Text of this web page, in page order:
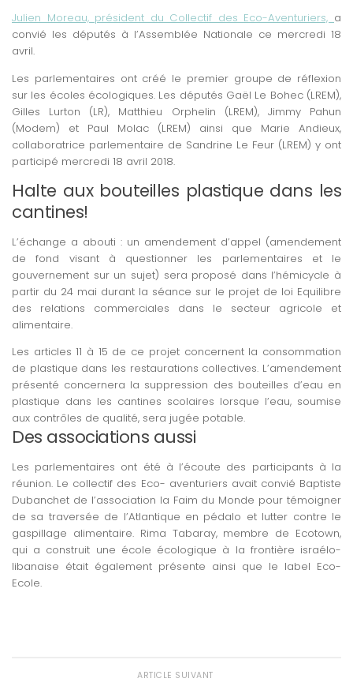
Julien Moreau, président du Collectif des Eco-Aventuriers, a
convié les députés à l’Assemblée Nationale ce mercredi 18
avril.
Les parlementaires ont créé le premier groupe de réflexion
sur les écoles écologiques. Les députés Gaël Le Bohec (LREM),
Gilles Lurton (LR), Matthieu Orphelin (LREM), Jimmy Pahun
(Modem) et Paul Molac (LREM) ainsi que Marie Andieux,
collaboratrice parlementaire de Sandrine Le Feur (LREM) y ont
participé mercredi 18 avril 2018.
Halte aux bouteilles plastique dans les
cantines!
L’échange a abouti : un amendement d’appel (amendement
de fond visant à questionner les parlementaires et le
gouvernement sur un sujet) sera proposé dans l’hémicycle à
partir du 24 mai durant la séance sur le projet de loi Equilibre
des relations commerciales dans le secteur agricole et
alimentaire.
Les articles 11 à 15 de ce projet concernent la consommation
de plastique dans les restaurations collectives. L’amendement
présenté concernera la suppression des bouteilles d’eau en
plastique dans les cantines scolaires lorsque l’eau, soumise
aux contrôles de qualité, sera jugée potable.
Des associations aussi
Les parlementaires ont été à l’écoute des participants à la
réunion. Le collectif des Eco- aventuriers avait convié Baptiste
Dubanchet de l’association la Faim du Monde pour témoigner
de sa traversée de l’Atlantique en pédalo et lutter contre le
gaspillage alimentaire. Rima Tabaray, membre de Ecotown,
qui a construit une école écologique à la frontière israélo-
libanaise était également présente ainsi que le label Eco-
Ecole.
ARTICLE SUIVANT